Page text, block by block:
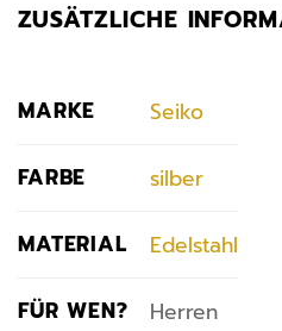
ZUSÄTZLICHE
MARKE Seiko
FARBE silber
MATERIAL Edelstahl
FÜR WEN? Herren